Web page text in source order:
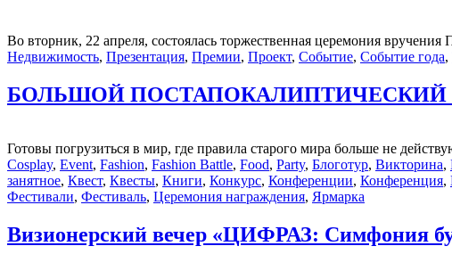
Во вторник, 22 апреля, состоялась торжественная церемония
Недвижимость, Презентация, Премии, Проект, Событие, Событие года,
БОЛЬШОЙ ПОСТАПОКАЛИПТИЧЕСКИЙ
Готовы погрузиться в мир, где правила старого мира больше не
Cosplay, Event, Fashion, Fashion Battle, Food, Party, Блоготур, Викторина,
занятное, Квест, Квесты, Книги, Конкурс, Конференции, Конференция,
Фестивали, Фестиваль, Церемония награждения, Ярмарка
Визионерский вечер «ЦИФРАЗ: Симфония